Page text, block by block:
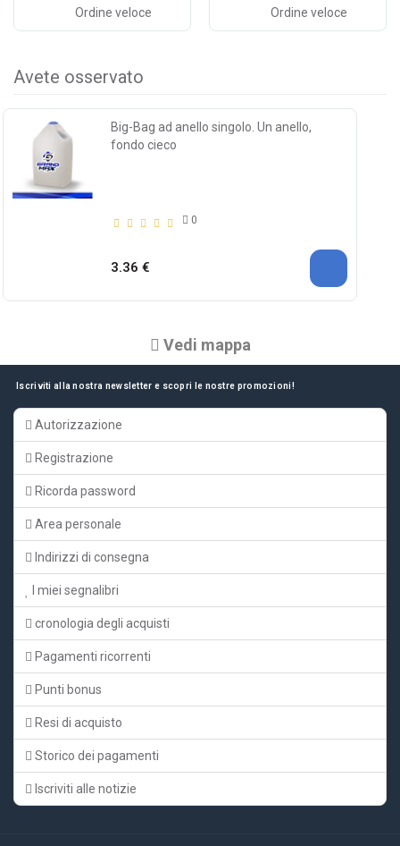
Ordine veloce Ordine veloce
Avete osservato
Big-Bag ad anello singolo. Un anello,
fondo cieco
0
3.36 €
Vedi mappa
Iscriviti alla nostra newsletter e scopri le nostre promozioni!
Autorizzazione
Registrazione
Ricorda password
Area personale
Indirizzi di consegna
I miei segnalibri
cronologia degli acquisti
Pagamenti ricorrenti
Punti bonus
Resi di acquisto
Storico dei pagamenti
Iscriviti alle notizie